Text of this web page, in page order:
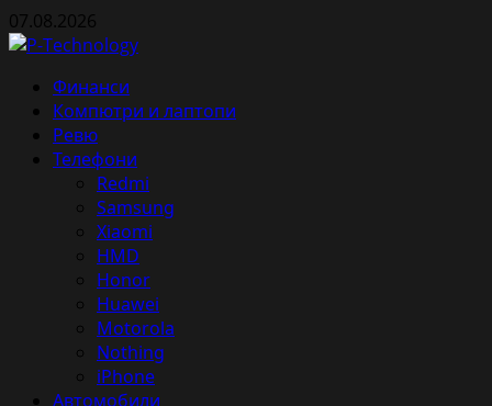
Skip
to
07.08.2026
Primary
Menu
Финанси
Компютри и лаптопи
Ревю
Телефони
Redmi
Samsung
Xiaomi
HMD
Honor
Huawei
Motorola
Nothing
iPhone
Автомобили